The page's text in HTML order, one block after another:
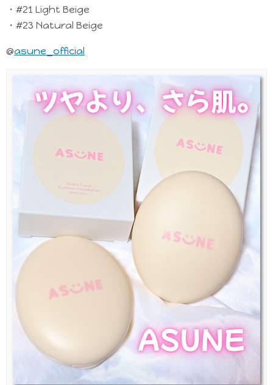
・#21 Light Beige
・#23 Natural Beige
@asune_official